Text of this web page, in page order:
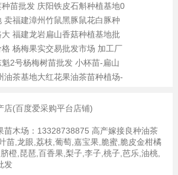
苗批发 庆阳铁皮石斛种植基地0
卖福建漳州竹鼠黑豚鼠花白豚种
福建龙岩扁山香菇种植基地批
杨梅果实交易批发市场 加工厂
2号杨梅树苗批发 小杯苗-扁山
油茶基地大红花果油茶苗种植场-
店(百度爱采购平台店铺)
苗木场： 13328738875 高产嫁接良种油茶
苗,龙眼,荔枝,葡萄,嘉宝果,脆蜜,脆皮金柑橘
橙,琵琶,百香果,梨子,李子,桃子,芭乐,油桃,
发